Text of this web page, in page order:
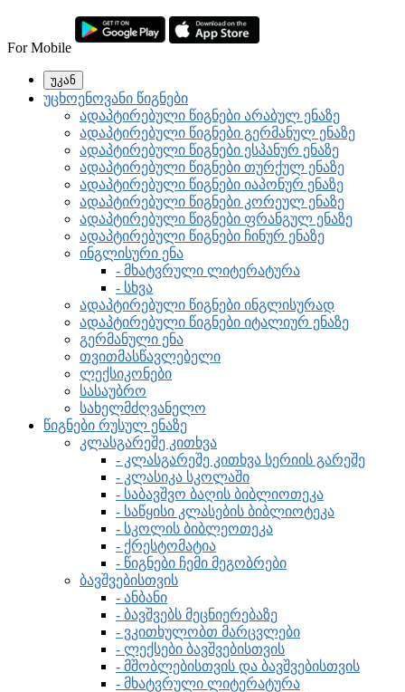
For Mobile
უკან
უცხოენოვანი წიგნები
ადაპტირებული წიგნები არაბულ ენაზე
ადაპტირებული წიგნები გერმანულ ენაზე
ადაპტირებული წიგნები ესპანურ ენაზე
ადაპტირებული წიგნები თურქულ ენაზე
ადაპტირებული წიგნები იაპონურ ენაზე
ადაპტირებული წიგნები კორეულ ენაზე
ადაპტირებული წიგნები ფრანგულ ენაზე
ადაპტირებული წიგნები ჩინურ ენაზე
ინგლისური ენა
- მხატვრული ლიტერატურა
- სხვა
ადაპტირებული წიგნები ინგლისურად
ადაპტირებული წიგნები იტალიურ ენაზე
გერმანული ენა
თვითმასწავლებელი
ლექსიკონები
სასაუბრო
სახელმძღვანელო
წიგნები რუსულ ენაზე
კლასგარეშე კითხვა
- კლასგარეშე კითხვა სერიის გარეშე
- კლასიკა სკოლაში
- საბავშვო ბაღის ბიბლიოთეკა
- საწყისი კლასების ბიბლიოტეკა
- სკოლის ბიბლეოთეკა
- ქრესტომატია
- წიგნები ჩემი მეგობრები
ბავშვებისთვის
- ანბანი
- ბავშვებს მეცნიერებაზე
- ვკითხულობთ მარცვლები
- ლექსები ბავშვებისთვის
- მშობლებისთვის და ბავშვებისთვის
- მხატვრული ლიტერატურა